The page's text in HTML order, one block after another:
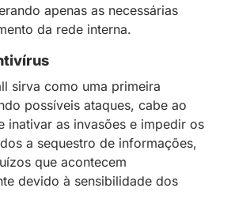
apenas as necessárias
da rede interna.
sirva como uma primeira
possíveis ataques, cabe ao
inativar as invasões e impedir os
a sequestro de informações,
que acontecem
devido à sensibilidade dos